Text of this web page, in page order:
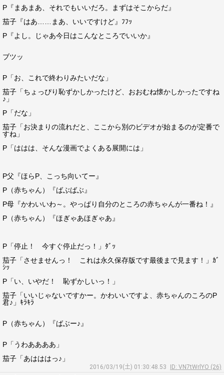
P『まあまあ、それでもいいだろ。まずはそこからだ』
茄子『はあ……まあ、いいですけど』ﾌﾌｯ
P『よし。じゃあ今日はこんなところでいいか』
ブツッ
P「お、これで終わりみたいだな」
茄子「ちょっぴり恥ずかしかったけど、おおむね懐かしかったですね
♪」
P「だな」
茄子「お決まりの流れだと、ここから別のビデオが始まるのが定番で
すね」
P「ははは、そんな漫画でよくある展開には」
P父『ほらP、こっち向いてー』
P（赤ちゃん）『ばぶばぶ』
P母『かわいいわ～。やっぱり自分のところの赤ちゃんが一番ね！』
P（赤ちゃん）『ほぎゃあほぎゃあ』
P「停止！ 今すぐ停止だっ！」ﾀﾞｯ
茄子「させませんっ！ これは永久保存版です最後まで見ます！」ｶﾞ
ｼｯ
P「い、いやだ！ 恥ずかしいっ！」
茄子「いいじゃないですかー。かわいいですよ、赤ちゃんのころのP
君♪」ｷﾗｷﾗ
P（赤ちゃん）『ばぶー♪』
P「うわああああ」
茄子「あはははっ♪」
2016/03/19(土) 01:30:48.53
ID: VN7tWrlYO (26)